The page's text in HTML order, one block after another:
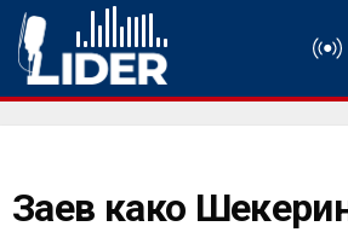
Заев како